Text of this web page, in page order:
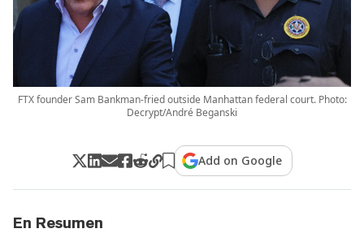
FTX founder Sam Bankman-fried outside Manhattan federal court. Photo:
Decrypt/André Beganski
Add on Google
En Resumen